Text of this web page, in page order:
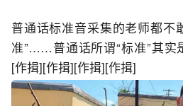
普通话标准音采集的老师都不
准”……普通话所谓“标准”其实
[作揖][作揖][作揖][作揖]